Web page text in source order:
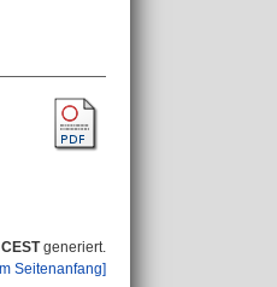
generiert.
Seitenanfang]